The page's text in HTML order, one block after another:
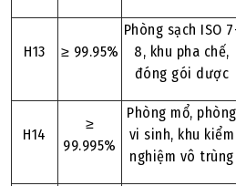
H13 ≥ 99.95%
Phòng sạch ISO
8, khu pha chế,
đóng gói dược
H14
≥
99.995%
Phòng mổ, phòng
vi sinh, khu kiểm
nghiệm vô trùng